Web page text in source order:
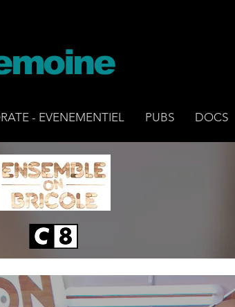
- EVENEMENTIEL PUBS DOCS